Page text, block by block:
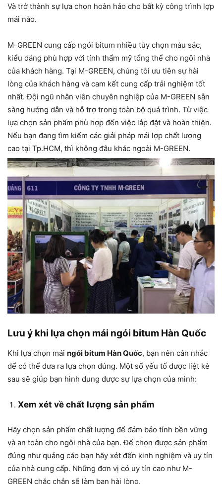
Và trở thành sự lựa chọn hoàn hảo cho bất kỳ công trình lợp
mái nào.
M-GREEN cung cấp ngói bitum nhiều tùy chọn màu sắc,
kiểu dáng phù hợp với tính thẩm mỹ tổng thể cho ngôi nhà
của khách hàng. Tại M-GREEN, chúng tôi ưu tiên sự hài
lòng của khách hàng và cam kết cung cấp trải nghiệm tốt
nhất. Đội ngũ nhân viên chuyên nghiệp của M-GREEN sẵn
sàng hướng dẫn và hỗ trợ trong toàn bộ quá trình. Từ việc
lựa chọn sản phẩm phù hợp đến việc lắp đặt và hoàn thiện.
Nếu bạn đang tìm kiếm các giải pháp mái lợp chất lượng
cao tại Tp.HCM, thì không đâu khác ngoài M-GREEN.
Lưu ý khi lựa chọn mái ngói bitum Hàn Quốc
Khi lựa chọn mái ngói bitum Hàn Quốc, bạn nên cân nhắc
để có thể đưa ra lựa chọn đúng. Một số yếu tố được liệt kê
sau sẽ giúp bạn hình dung được sự lựa chọn của mình:
Xem xét về chất lượng sản phẩm
Hãy chọn sản phẩm chất lượng để đảm bảo tính bền vững
và an toàn cho ngôi nhà của bạn. Để chọn được sản phẩm
đúng như quảng cáo bạn hãy xét đến kinh nghiệm và uy tín
của nhà cung cấp. Những đơn vị có uy tín cao như M-
GREEN chắc chắn sẽ làm bạn hài lòng.